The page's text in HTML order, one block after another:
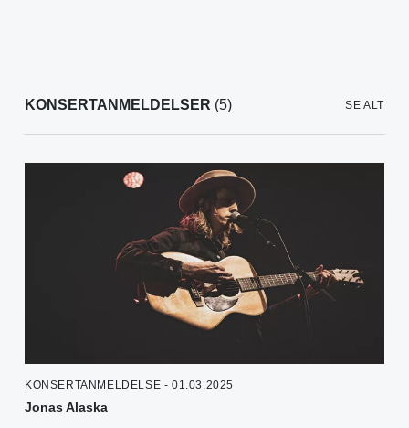
KONSERTANMELDELSER (5) SE ALT
KONSERTANMELDELSE - 01.03.2025
Jonas Alaska